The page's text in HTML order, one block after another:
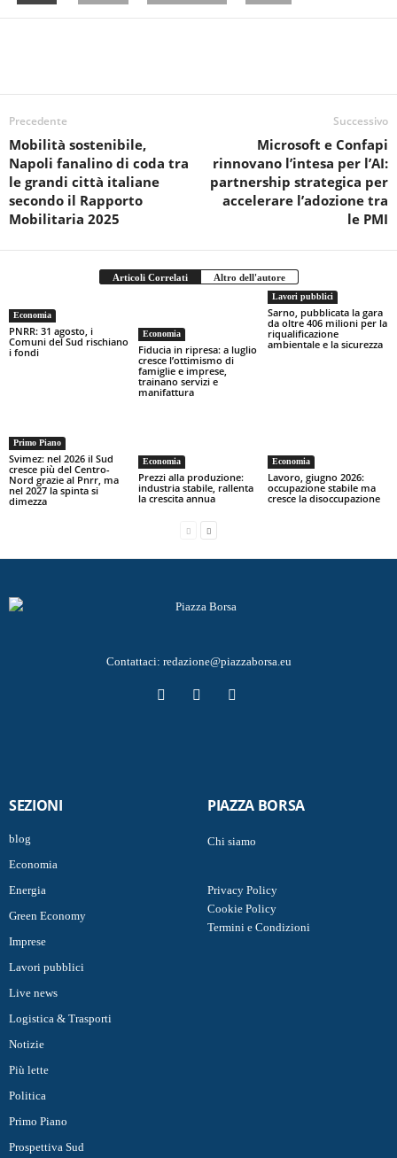
Precedente
Mobilità sostenibile,
Napoli fanalino di coda tra
le grandi città italiane
secondo il Rapporto
Mobilitaria 2025
Successivo
Microsoft e Confapi
rinnovano l’intesa per l’AI:
partnership strategica per
accelerare l’adozione tra
le PMI
Articoli Correlati Altro dell'autore
Economia
PNRR: 31 agosto, i
Comuni del Sud rischiano
i fondi
Economia
Fiducia in ripresa: a luglio
cresce l’ottimismo di
famiglie e imprese,
trainano servizi e
manifattura
Lavori pubblici
Sarno, pubblicata la gara
da oltre 406 milioni per la
riqualificazione
ambientale e la sicurezza
Primo Piano
Svimez: nel 2026 il Sud
cresce più del Centro-
Nord grazie al Pnrr, ma
nel 2027 la spinta si
dimezza
Economia
Prezzi alla produzione:
industria stabile, rallenta
la crescita annua
Economia
Lavoro, giugno 2026:
occupazione stabile ma
cresce la disoccupazione
Contattaci: redazione@piazzaborsa.eu
SEZIONI
blog
Economia
Energia
Green Economy
Imprese
Lavori pubblici
Live news
Logistica & Trasporti
Notizie
Più lette
Politica
Primo Piano
Prospettiva Sud
PIAZZA BORSA
Chi siamo
Privacy Policy
Cookie Policy
Termini e Condizioni